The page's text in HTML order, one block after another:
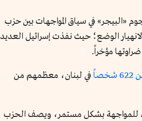
«البيجر» في سياق المواجهات بين حزب
الوضع؛ حيث نفذت إسرائيل العديد
مؤخراً.
ً في لبنان، معظمهم من
للمواجهة بشكل مستمر، ويصف الحزب